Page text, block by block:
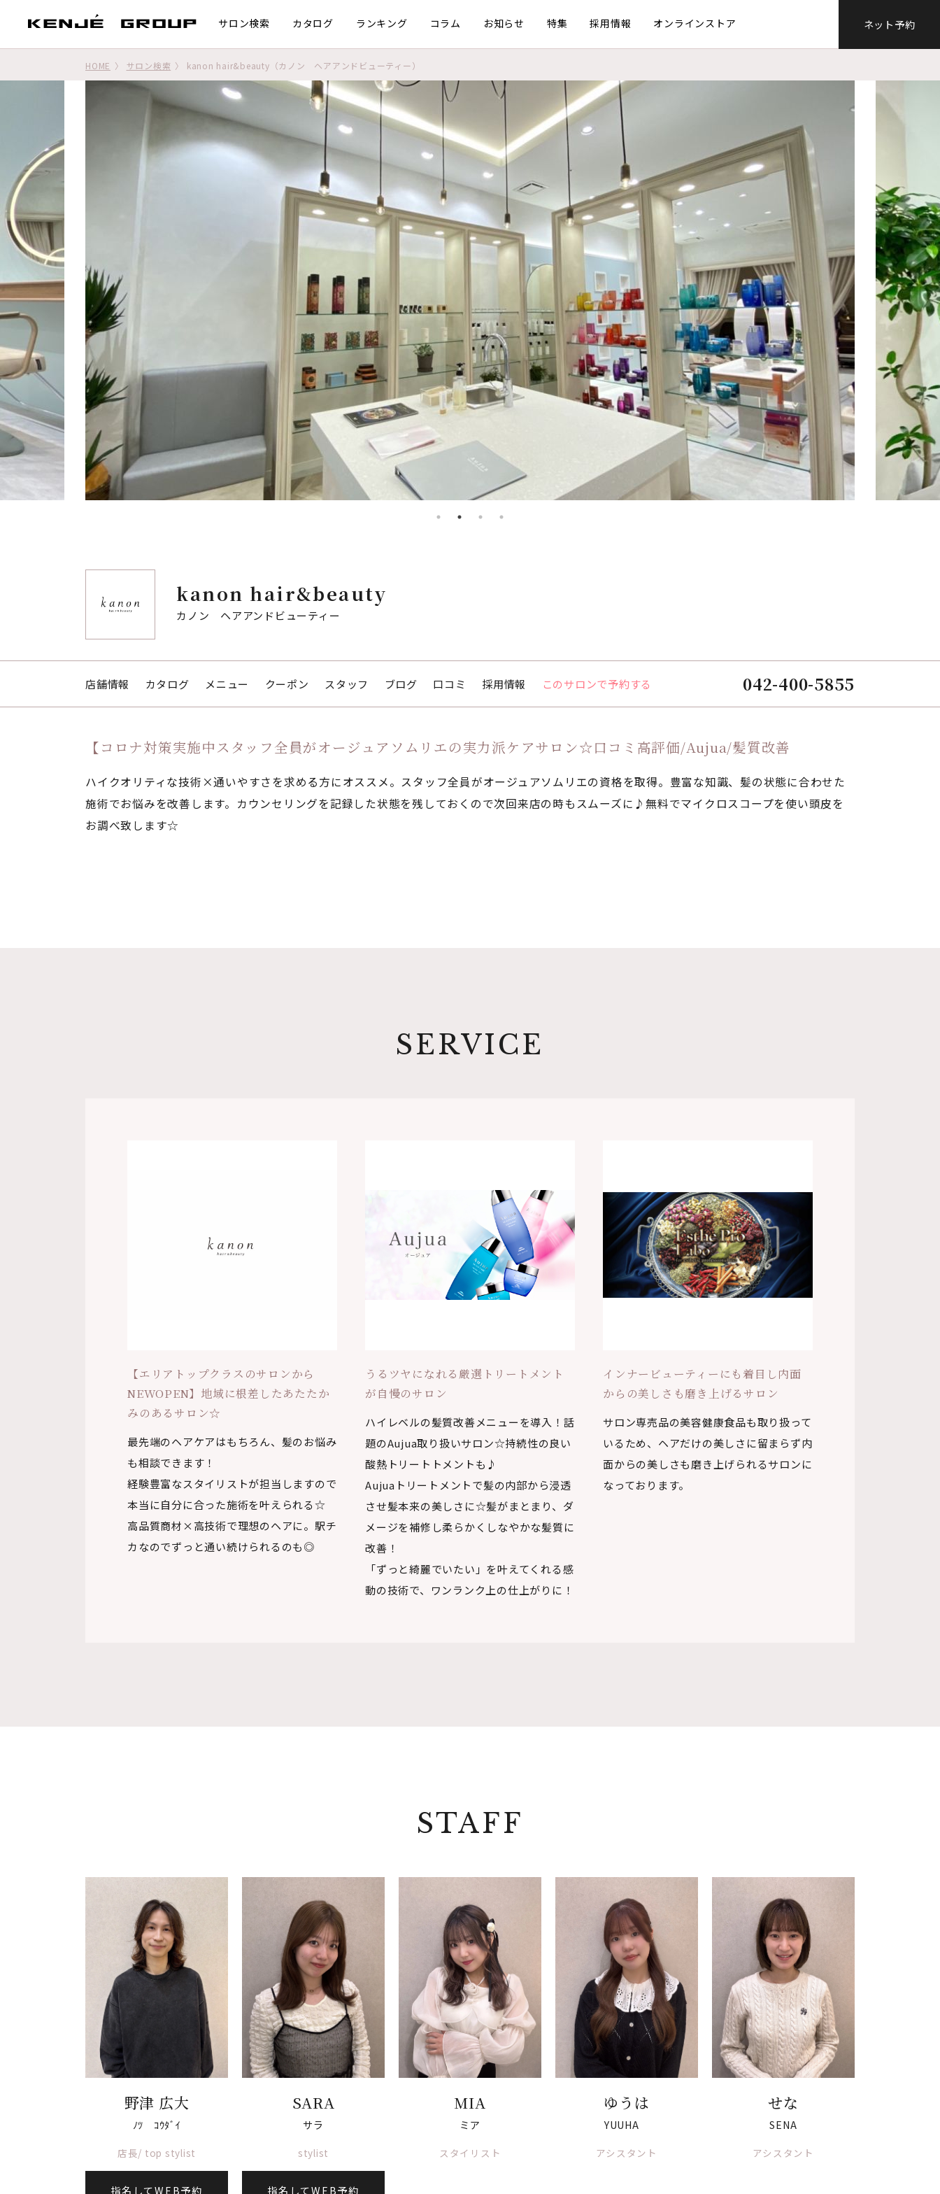
サロン検索 カタログ ランキング コラム お知らせ 特集 採用情報 オンラインストア ネット予約
HOME サロン検索 kanon hair&beauty（カノン ヘアアンドビューティー）
kanon hair&beauty
カノン ヘアアンドビューティー
店舗情報 カタログ メニュー クーポン スタッフ ブログ 口コミ 採用情報 このサロンで予約する 042-400-5855
【コロナ対策実施中スタッフ全員がオージュアソムリエの実力派ケアサロン☆口コミ高評価/Aujua/髪質改善
ハイクオリティな技術×通いやすさを求める方にオススメ。スタッフ全員がオージュアソムリエの資格を取得。豊富な知識、髪の状態に合わせた
施術でお悩みを改善します。カウンセリングを記録した状態を残しておくので次回来店の時もスムーズに♪無料でマイクロスコープを使い頭皮を
お調べ致します☆
SERVICE
【エリアトップクラスのサロンから
NEWOPEN】地域に根差したあたたか
みのあるサロン☆
最先端のヘアケアはもちろん、髪のお悩み
も相談できます！
経験豊富なスタイリストが担当しますので
本当に自分に合った施術を叶えられる☆
高品質商材×高技術で理想のヘアに。駅チ
カなのでずっと通い続けられるのも◎
うるツヤになれる厳選トリートメント
が自慢のサロン
ハイレベルの髪質改善メニューを導入！話
題のAujua取り扱いサロン☆持続性の良い
酸熱トリートトメントも♪
Aujuaトリートメントで髪の内部から浸透
させ髪本来の美しさに☆髪がまとまり、ダ
メージを補修し柔らかくしなやかな髪質に
改善！
「ずっと綺麗でいたい」を叶えてくれる感
動の技術で、ワンランク上の仕上がりに！
インナービューティーにも着目し内面
からの美しさも磨き上げるサロン
サロン専売品の美容健康食品も取り扱って
いるため、ヘアだけの美しさに留まらず内
面からの美しさも磨き上げられるサロンに
なっております。
STAFF
野津 広大
ﾉﾂ ｺｳﾀﾞｲ
店長/ top stylist
指名してWEB予約
SARA
サラ
stylist
指名してWEB予約
MIA
ミア
スタイリスト
ゆうは
YUUHA
アシスタント
せな
SENA
アシスタント